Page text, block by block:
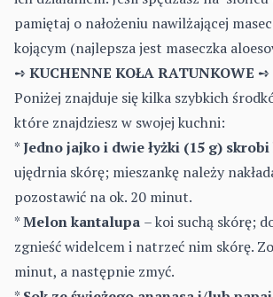
pamiętaj o nałożeniu nawilżającej
kojącym (najlepsza jest maseczka
➺ KUCHENNE KOŁA RATUNKOWE ➺
Poniżej znajduje się kilka szybkich
które znajdziesz w swojej kuchni:
*Jedno jajko i dwie łyżki (15 g)
ujędrnia skórę; mieszankę należy
pozostawić na ok. 20 minut.
*Melon kantalupa – koi suchą skórę;
zgnieść widelcem i natrzeć nim skórę.
minut, a następnie zmyć.